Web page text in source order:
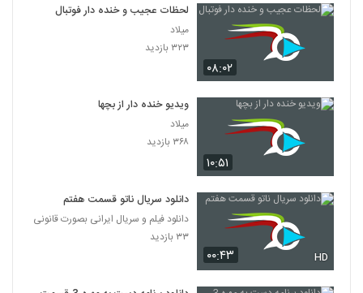
۰۸:۰۲
لحظات عجیب و خنده دار فوتبال
میلاد
۳۲۳ بازدید
۱۰:۵۱
ویدیو خنده دار از بچها
میلاد
۳۶۸ بازدید
۰۰:۴۳ HD
دانلود سریال ناتو قسمت هفتم
دانلود فیلم و سریال ایرانی بصورت قانونی
۳۳ بازدید